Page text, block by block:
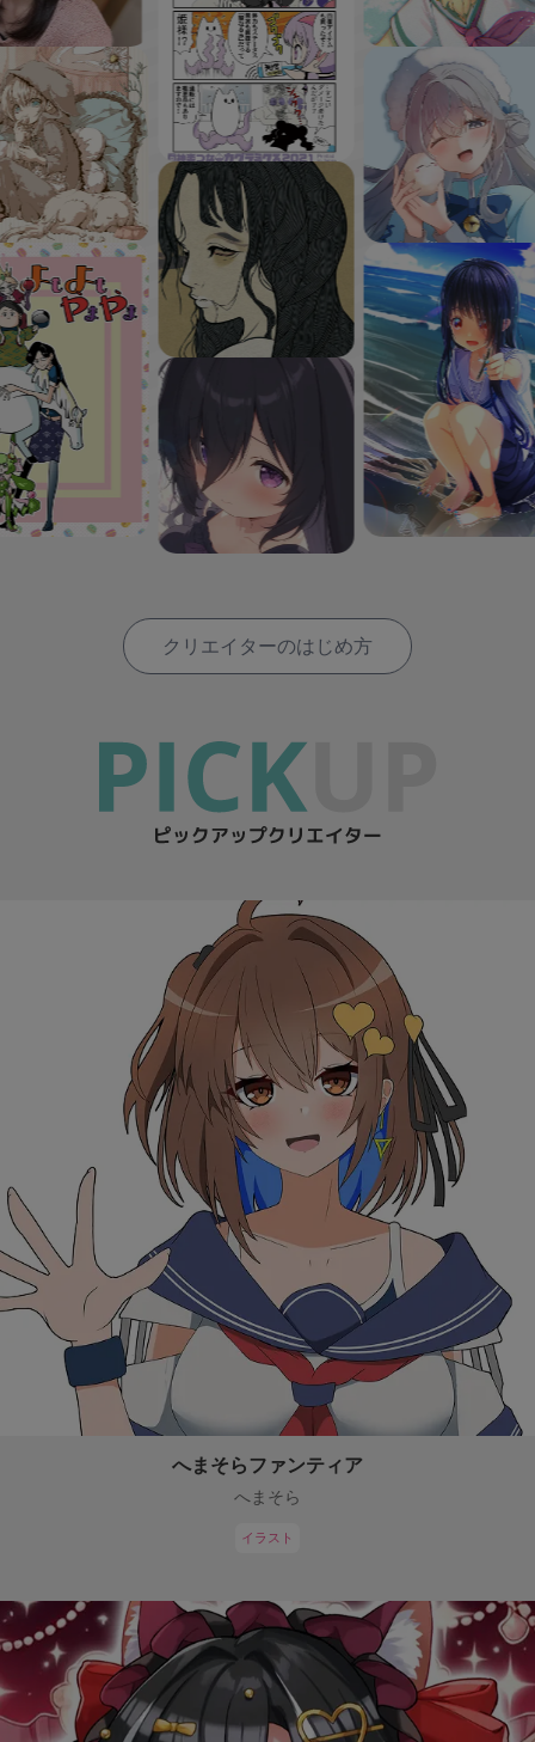
クリエイターのはじめ方
へまそらファンティア
へまそら
イラスト